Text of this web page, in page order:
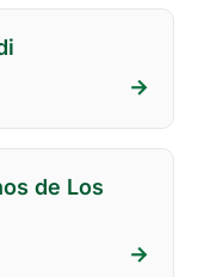
→
de Los
→